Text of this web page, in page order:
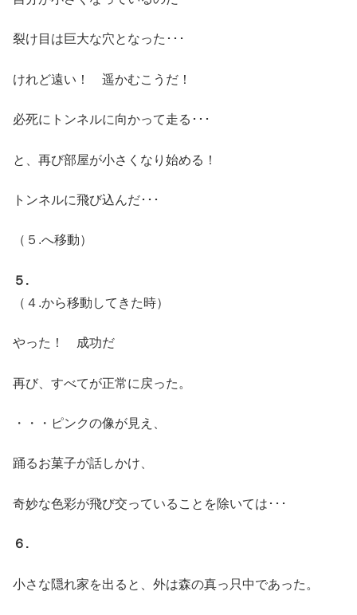
裂け目は巨大な穴となった･･･
けれど遠い！ 遥かむこうだ！
必死にトンネルに向かって走る･･･
と、再び部屋が小さくなり始める！
トンネルに飛び込んだ･･･
（５.へ移動）
５.
（４.から移動してきた時）
やった！ 成功だ
再び、すべてが正常に戻った。
・・・ピンクの像が見え、
踊るお菓子が話しかけ、
奇妙な色彩が飛び交っていることを除いては･･･
６.
小さな隠れ家を出ると、外は森の真っ只中であった。